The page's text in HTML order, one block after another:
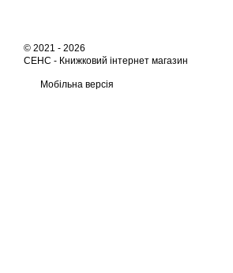
© 2021 - 2026
СЕНС - Книжковий інтернет магазин
Мобільна версія